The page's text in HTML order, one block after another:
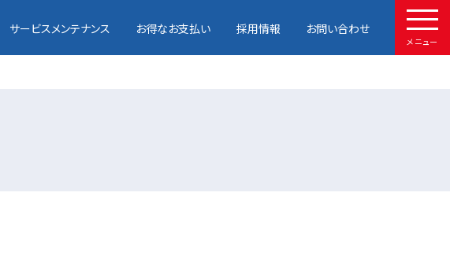
サービスメンテナンス お得なお支払い 採用情報 お問い合わせ
メニュー